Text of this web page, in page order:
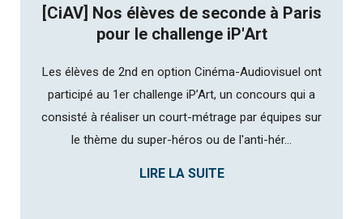
[CiAV] Nos élèves de seconde à Paris
pour le challenge iP'Art
Les élèves de 2nd en option Cinéma-Audiovisuel ont
participé au 1er challenge iP’Art, un concours qui a
consisté à réaliser un court-métrage par équipes sur
le thème du super-héros ou de l'anti-hér...
LIRE LA SUITE